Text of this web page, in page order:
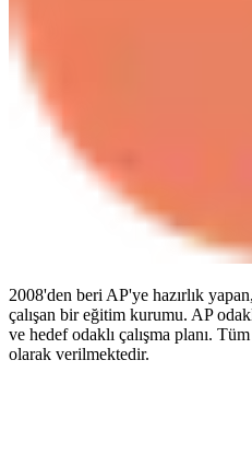
2008'den beri AP'ye hazırlık
çalışan bir eğitim kurumu. AP
ve hedef odaklı çalışma planı.
olarak verilmektedir.